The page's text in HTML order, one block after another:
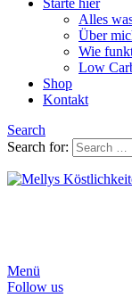
Starte hier
Alles
Über
Wie
Low
Shop
Kontakt
Search
Search for:
Menü
Follow us